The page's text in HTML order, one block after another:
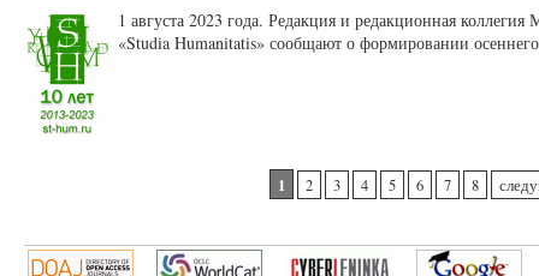
1 августа 2023 года. Редакция и редакционная
«Studia Humanitatis» сообщают о формировании
1 2 3 4 5 6 7 8